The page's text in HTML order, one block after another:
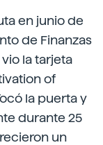
en junio de
de Finanzas
la tarjeta
of
la puerta y
durante 25
un